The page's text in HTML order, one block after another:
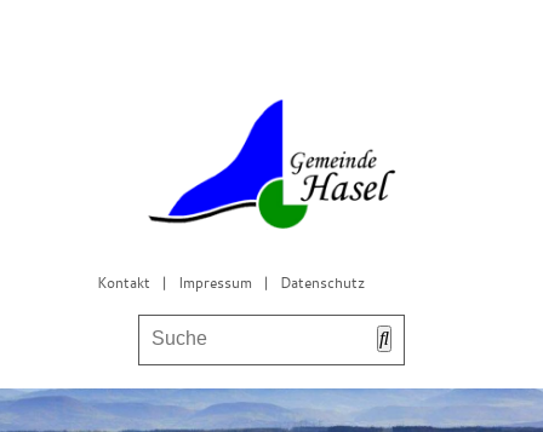
Kontakt | Impressum | Datenschutz